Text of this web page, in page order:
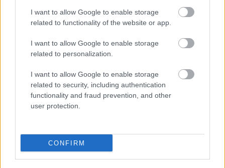
I want to allow Google to enable storage
related to functionality of the website or app.
I want to allow Google to enable storage
related to personalization.
I want to allow Google to enable storage
related to security, including authentication
functionality and fraud prevention, and other
user protection.
CONFIRM